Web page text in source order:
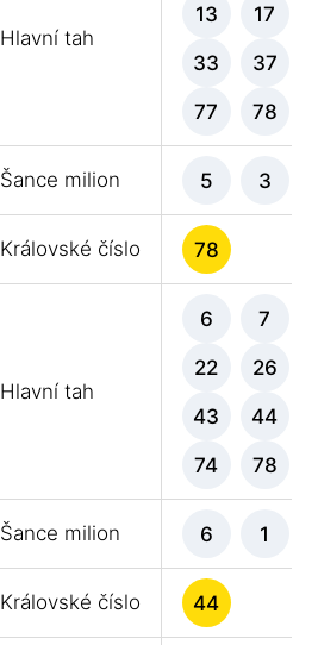
Hlavní tah
13 17
33 37
77 78
Šance milion 5 3
Královské číslo 78
Hlavní tah
6 7
22 26
43 44
74 78
Šance milion 6 1
Královské číslo 44